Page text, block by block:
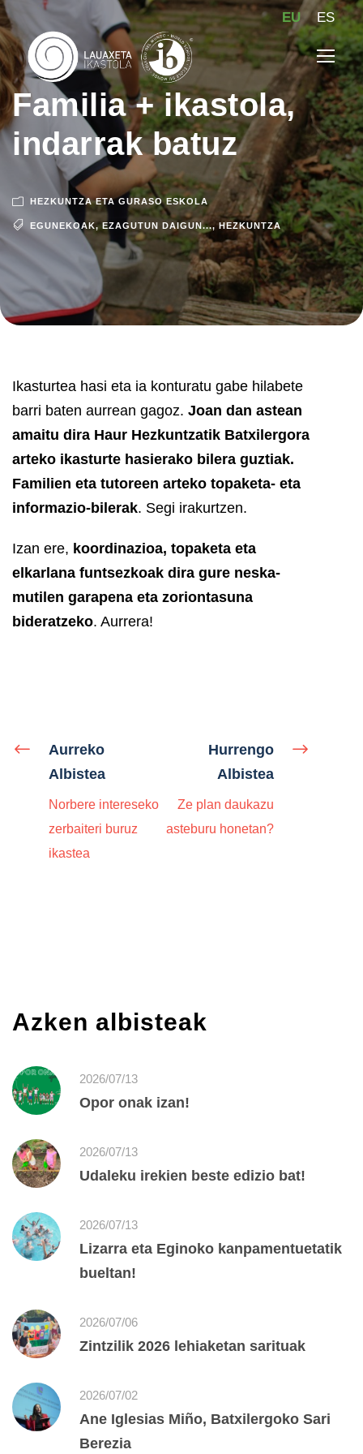
EU ES
Familia + ikastola,
indarrak batuz
HEZKUNTZA ETA GURASO ESKOLA
EGUNEKOAK, EZAGUTUN DAIGUN..., HEZKUNTZA
Ikasturtea hasi eta ia konturatu gabe hilabete
barri baten aurrean gagoz. Joan dan astean
amaitu dira Haur Hezkuntzatik Batxilergora
arteko ikasturte hasierako bilera guztiak.
Familien eta tutoreen arteko topaketa- eta
informazio-bilerak. Segi irakurtzen.
Izan ere, koordinazioa, topaketa eta
elkarlana funtsezkoak dira gure neska-
mutilen garapena eta zoriontasuna
bideratzeko. Aurrera!
Aurreko
Albistea
Norbere intereseko
zerbaiteri buruz
ikastea
Hurrengo
Albistea
Ze plan daukazu
asteburu honetan?
Azken albisteak
2026/07/13
Opor onak izan!
2026/07/13
Udaleku irekien beste edizio bat!
2026/07/13
Lizarra eta Eginoko kanpamentuetatik
bueltan!
2026/07/06
Zintzilik 2026 lehiaketan sarituak
2026/07/02
Ane Iglesias Miño, Batxilergoko Sari
Berezia